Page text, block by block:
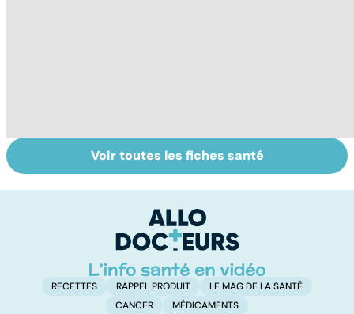
Centenaires, des
exemples de
Tout savoir sur
les infections
Voir toutes les fiches santé
RECETTES RAPPEL PRODUIT
LE MAG DE LA SANTÉ
CANCER
MÉDICAMENTS